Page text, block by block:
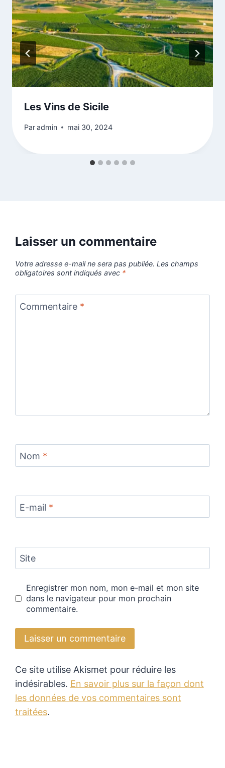
Les Vins de Sicile
Paradmin mai 30, 2024
Laisser un commentaire
Votre adresse e-mail ne sera pas publiée. Les champs
obligatoires sont indiqués avec *
Commentaire *
Nom *
E-mail *
Site
Enregistrer mon nom, mon e-mail et mon site
dans le navigateur pour mon prochain
commentaire.
Ce site utilise Akismet pour réduire les
indésirables. En savoir plus sur la façon dont
les données de vos commentaires sont
traitées.